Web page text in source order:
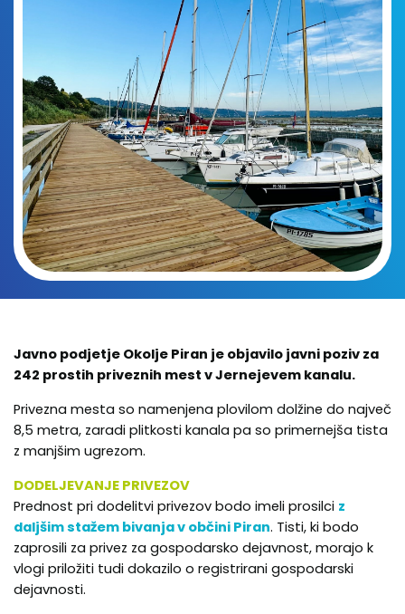
Javno podjetje Okolje Piran je objavilo javni poziv za
242 prostih priveznih mest v Jernejevem kanalu.
Privezna mesta so namenjena plovilom dolžine do največ
8,5 metra, zaradi plitkosti kanala pa so primernejša tista
z manjšim ugrezom.
DODELJEVANJE PRIVEZOV
Prednost pri dodelitvi privezov bodo imeli prosilci z
daljšim stažem bivanja v občini Piran. Tisti, ki bodo
zaprosili za privez za gospodarsko dejavnost, morajo k
vlogi priložiti tudi dokazilo o registrirani gospodarski
dejavnosti.